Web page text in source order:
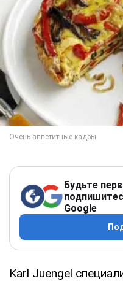
Будьте
Google
Karl Juengel